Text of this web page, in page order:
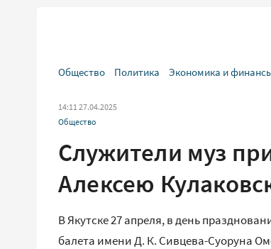
Общество Политика Экономика и
14:11 27.04.2025
Общество
Служители муз
Алексею
В Якутске 27 апреля, в день
балета имени Д. К. Сивцева-Суоруна